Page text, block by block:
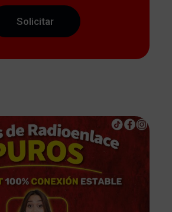
Solicitar